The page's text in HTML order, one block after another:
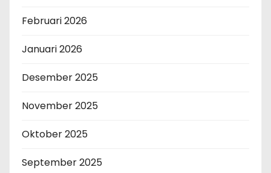
Februari 2026
Januari 2026
Desember 2025
November 2025
Oktober 2025
September 2025